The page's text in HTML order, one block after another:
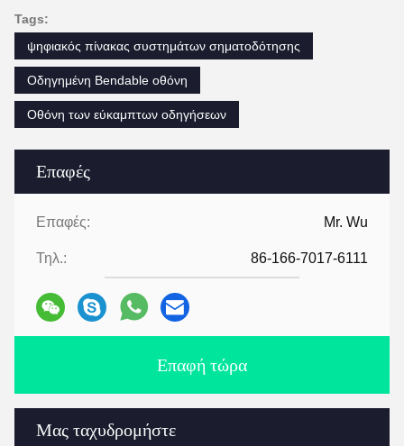
Επαφές
Επαφές: Mr. Wu
Τηλ.: 86-166-7017-6111
Επαφή τώρα
Μας ταχυδρομήστε
Tags:
ψηφιακός πίνακας συστημάτων σηματοδότησης
Οδηγημένη Bendable οθόνη
Οθόνη των εύκαμπτων οδηγήσεων